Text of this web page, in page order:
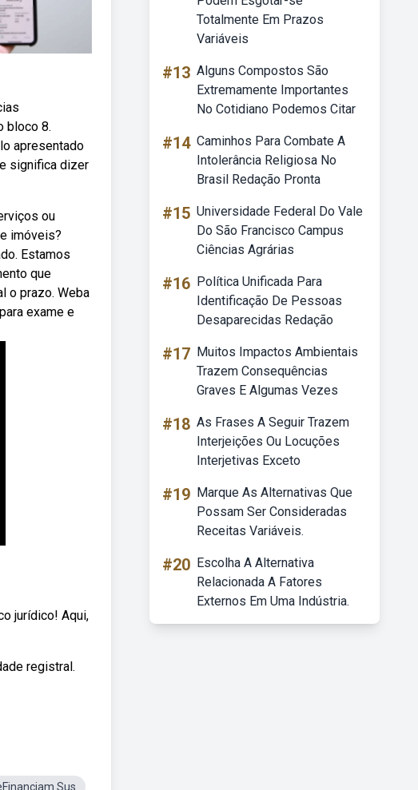
bloco 8.
apresentado
significa dizer
ou
imóveis?
Estamos
que
o prazo. Weba
exame e
jurídico! Aqui,
registral.
Sus
Totalmente Em Prazos
Variáveis
#13 Alguns Compostos São
Extremamente Importantes
No Cotidiano Podemos Citar
#14 Caminhos Para Combate A
Intolerância Religiosa No
Brasil Redação Pronta
#15 Universidade Federal Do Vale
Do São Francisco Campus
Ciências Agrárias
#16 Política Unificada Para
Identificação De Pessoas
Desaparecidas Redação
#17 Muitos Impactos Ambientais
Trazem Consequências
Graves E Algumas Vezes
#18 As Frases A Seguir Trazem
Interjeições Ou Locuções
Interjetivas Exceto
#19 Marque As Alternativas Que
Possam Ser Consideradas
Receitas Variáveis.
#20 Escolha A Alternativa
Relacionada A Fatores
Externos Em Uma Indústria.